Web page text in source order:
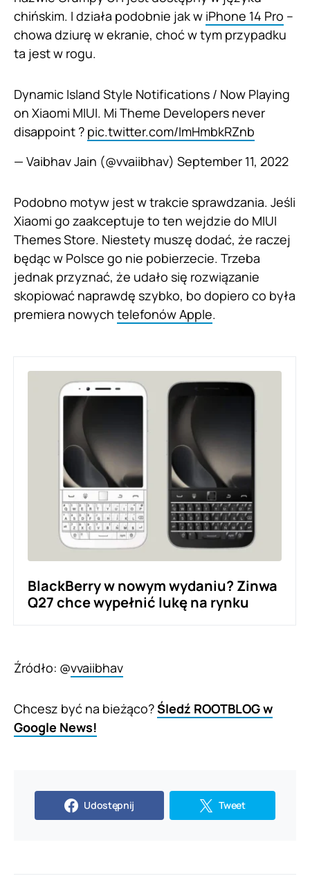
chińskim. I działa podobnie jak w iPhone 14 Pro –
chowa dziurę w ekranie, choć w tym przypadku
ta jest w rogu.
Dynamic Island Style Notifications / Now Playing
on Xiaomi MIUI. Mi Theme Developers never
disappoint ? pic.twitter.com/ImHmbkRZnb
— Vaibhav Jain (@vvaiibhav) September 11, 2022
Podobno motyw jest w trakcie sprawdzania. Jeśli
Xiaomi go zaakceptuje to ten wejdzie do MIUI
Themes Store. Niestety muszę dodać, że raczej
będąc w Polsce go nie pobierzecie. Trzeba
jednak przyznać, że udało się rozwiązanie
skopiować naprawdę szybko, bo dopiero co była
premiera nowych telefonów Apple.
BlackBerry w nowym wydaniu? Zinwa
Q27 chce wypełnić lukę na rynku
Źródło: @vvaiibhav
Chcesz być na bieżąco?Śledź ROOTBLOG w
Google News!
Udostępnij Tweet